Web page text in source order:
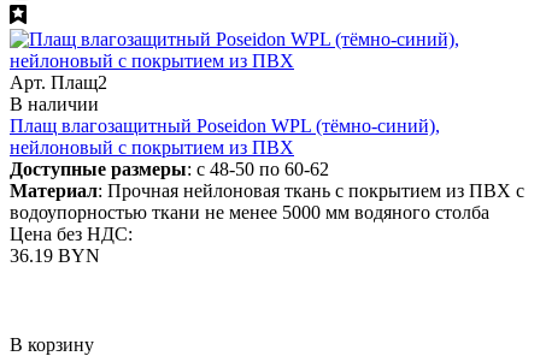
Арт. Плащ2
В наличии
Плащ влагозащитный Poseidon WPL (тёмно-синий),
нейлоновый с покрытием из ПВХ
Доступные размеры: с 48-50 по 60-62
Материал: Прочная нейлоновая ткань с покрытием из ПВХ с
водоупорностью ткани не менее 5000 мм водяного столба
Цена без НДС:
36.19 BYN
В корзину